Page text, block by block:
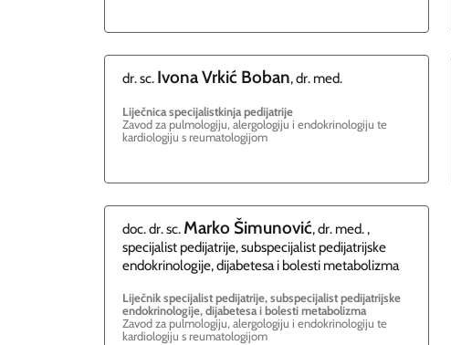
dr. sc. IvonaVrkić Boban, dr. med.
Liječnica specijalistkinja pedijatrije
Zavod za pulmologiju, alergologiju i endokrinologiju te
kardiologiju s reumatologijom
doc. dr. sc. Marko Šimunović, dr. med. ,
specijalist pedijatrije, subspecijalist pedijatrijske
endokrinologije, dijabetesa i bolesti metabolizma
Liječnik specijalist pedijatrije, subspecijalist pedijatrijske
endokrinologije, dijabetesa i bolesti metabolizma
Zavod za pulmologiju, alergologiju i endokrinologiju te
kardiologiju s reumatologijom